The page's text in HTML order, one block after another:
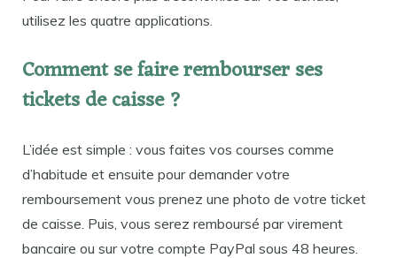
utilisez les quatre applications.
Comment se faire rembourser ses
tickets de caisse ?
L’idée est simple : vous faites vos courses comme
d’habitude et ensuite pour demander votre
remboursement vous prenez une photo de votre ticket
de caisse. Puis, vous serez remboursé par virement
bancaire ou sur votre compte PayPal sous 48 heures.